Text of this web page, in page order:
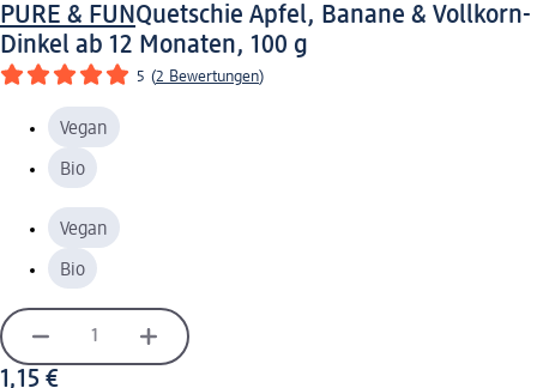
PURE & FUNQuetschie Apfel, Banane & Vollkorn-
Dinkel ab 12 Monaten, 100 g
5 (2 Bewertungen)
Vegan
Bio
Vegan
Bio
1,15 €